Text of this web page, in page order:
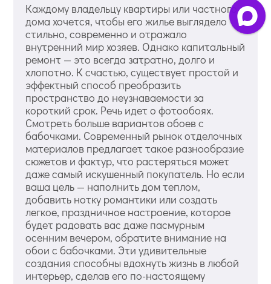
Каждому владельцу квартиры или частного
дома хочется, чтобы его жилье выглядело
стильно, современно и отражало
внутренний мир хозяев. Однако капитальный
ремонт — это всегда затратно, долго и
хлопотно. К счастью, существует простой и
эффектный способ преобразить
пространство до неузнаваемости за
короткий срок. Речь идет о фотообоях.
Смотреть больше вариантов обоев с
бабочками. Современный рынок отделочных
материалов предлагает такое разнообразие
сюжетов и фактур, что растеряться может
даже самый искушенный покупатель. Но если
ваша цель — наполнить дом теплом,
добавить нотку романтики или создать
легкое, праздничное настроение, которое
будет радовать вас даже пасмурным
осенним вечером, обратите внимание на
обои с бабочками. Эти удивительные
создания способны вдохнуть жизнь в любой
интерьер, сделав его по-настоящему